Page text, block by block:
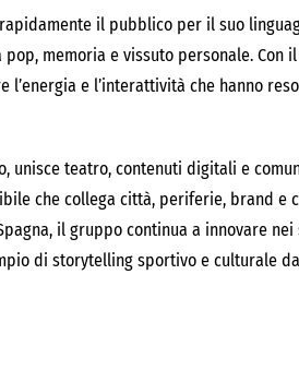
il pubblico per il suo
memoria e vissuto personale. Con
l’energia e l’interattività che hanno
unisce teatro, contenuti digitali e
che collega città, periferie, brand e
il gruppo continua a innovare
di storytelling sportivo e culturale